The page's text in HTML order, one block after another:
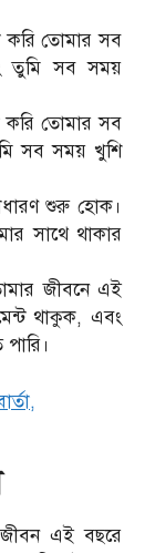
করি তোমার সব
তুমি সব সময়
তোমার সব
সব সময় খুশি
শুরু হোক।
সাথে থাকার
জীবনে এই
থাকুক, এবং
এই বছরে